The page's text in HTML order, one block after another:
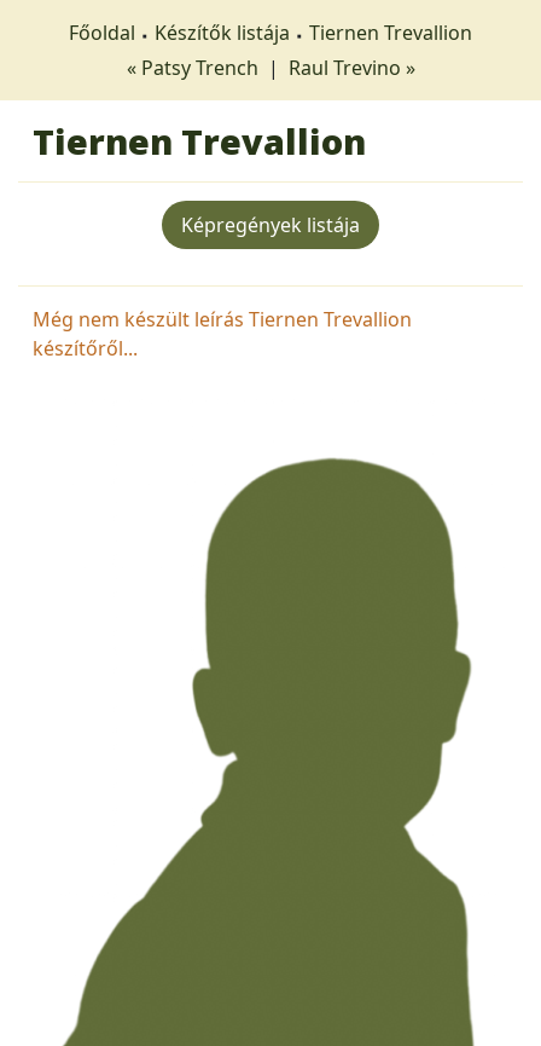
Főoldal Készítők listája
Tiernen Trevallion
« Patsy Trench | Raul Trevino »
Tiernen Trevallion
Képregények listája
Még nem készült leírás Tiernen Trevallion
készítőről...